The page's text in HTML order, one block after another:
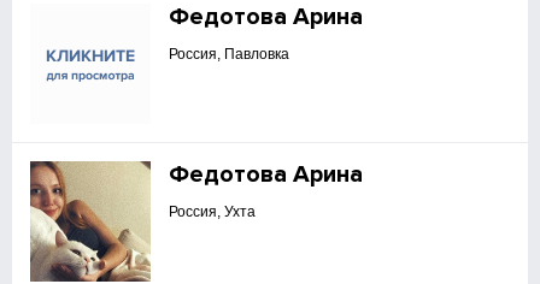
Федотова Арина
Россия, Павловка
Федотова Арина
Россия, Ухта